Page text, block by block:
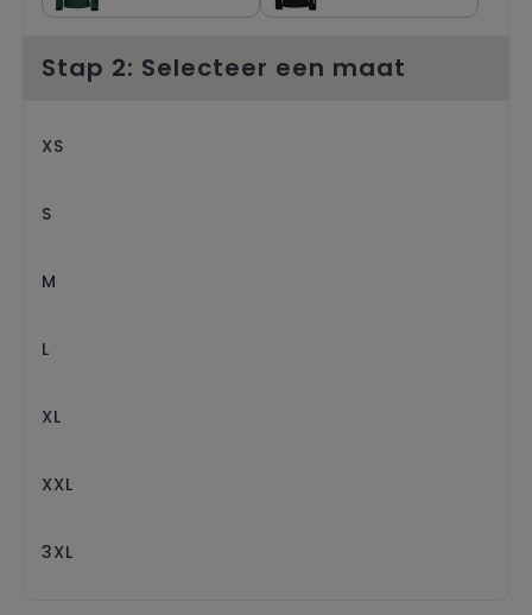
Stap 2: Selecteer een maat
XS
S
M
L
XL
XXL
3XL